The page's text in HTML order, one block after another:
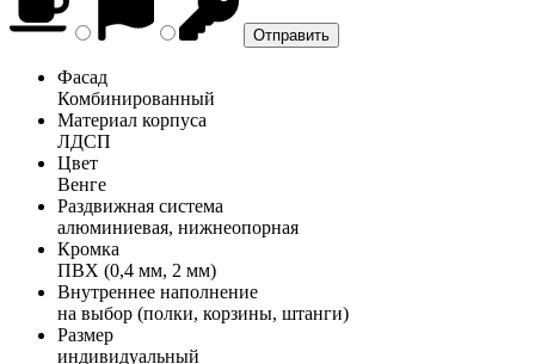
Фасад
Комбинированный
Материал корпуса
ЛДСП
Цвет
Венге
Раздвижная система
алюминиевая, нижнеопорная
Кромка
ПВХ (0,4 мм, 2 мм)
Внутреннее наполнение
на выбор (полки, корзины, штанги)
Размер
индивидуальный